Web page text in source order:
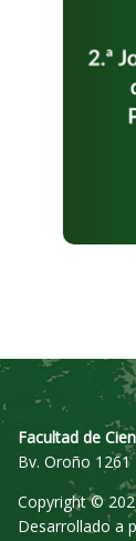
Facultad de
Bv. Oroño 1261
Copyright ©
Desarrollado a